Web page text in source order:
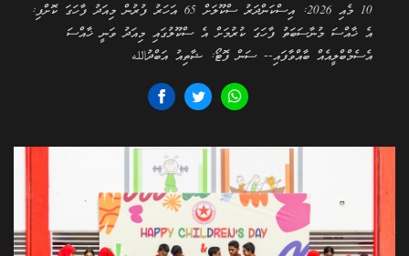
10 މެއި 2026: އިސްކަންދަރު ސްކޫލަށް 65 އަހަރު ފުރުން މިއަދު ފާހަގަ ކޮށްފި:
އެ ޚާއްސަ މުނާސަބަތު ފާހަގަ ކުރުމަށް އެ ސްކޫލުގައި މިއަދު ވަނީ ޚާއްސަ
އެސެމްބްލީއެއް ބާއްވާފައި-- ސަން ފޮޓޯ: ޝާތިއު އަބްދުالله